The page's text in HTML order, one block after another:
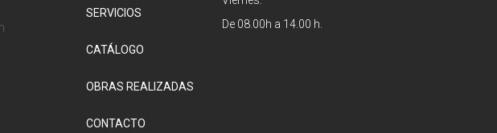
SERVICIOS
CATÁLOGO
OBRAS REALIZADAS
CONTACTO
De 08.00h a 14.00 h.